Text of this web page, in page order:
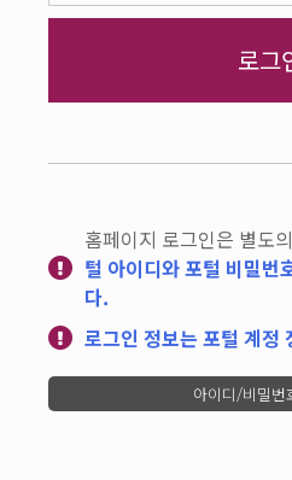
홈페이지 로그인은 별도
털 아이디와 포털 비밀번
다.
로그인 정보는 포털 계정
아이디/비밀번